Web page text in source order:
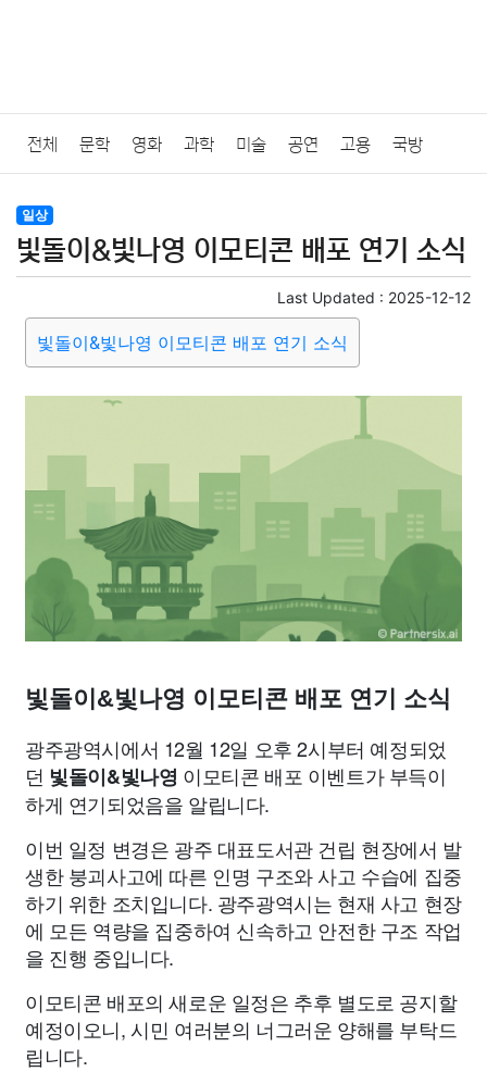
전체 문학 영화 과학 미술 공연 고용 국방
법률
질병 가요 방송 일상 주식 암호화폐 블록체인
결혼 육아 반려동물 패션 미용 증권
컴퓨터
종교 정치 건강 의료 의학 경제
부동산 외국어 교육 교통
일상
빛돌이&빛나영 이모티콘 배포 연기 소식
Last Updated : 2025-12-12
빛돌이&빛나영 이모티콘 배포 연기 소식
빛돌이&빛나영 이모티콘 배포 연기 소식
광주광역시에서 12월 12일 오후 2시부터 예정되었
던 빛돌이&빛나영 이모티콘 배포 이벤트가 부득이
하게 연기되었음을 알립니다.
이번 일정 변경은 광주 대표도서관 건립 현장에서 발
생한 붕괴사고에 따른 인명 구조와 사고 수습에 집중
하기 위한 조치입니다. 광주광역시는 현재 사고 현장
에 모든 역량을 집중하여 신속하고 안전한 구조 작업
을 진행 중입니다.
이모티콘 배포의 새로운 일정은 추후 별도로 공지할
예정이오니, 시민 여러분의 너그러운 양해를 부탁드
립니다.